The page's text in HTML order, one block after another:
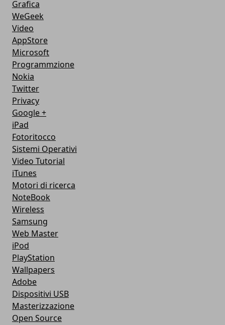
Grafica
WeGeek
Video
AppStore
Microsoft
Programmzione
Nokia
Twitter
Privacy
Google +
iPad
Fotoritocco
Sistemi Operativi
Video Tutorial
iTunes
Motori di ricerca
NoteBook
Wireless
Samsung
Web Master
iPod
PlayStation
Wallpapers
Adobe
Dispositivi USB
Masterizzazione
Open Source